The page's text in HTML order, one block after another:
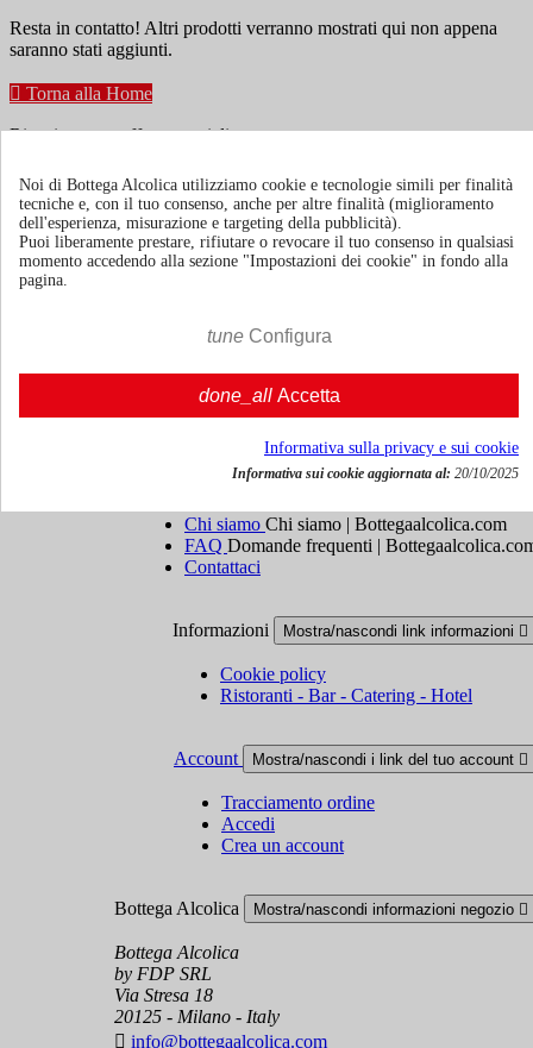
Resta in contatto! Altri prodotti verranno mostrati qui non appena
saranno stati aggiunti.
 Torna alla Home
Ricevi news e offerte speciali
Puoi annullare l'iscrizione in ogni momenti. A questo scopo, cerca le
info di contatto nelle note legali.
Termini e condizioni
Mostra/nascondi link chi siamo
Chi siamo Chi siamo | Bottegaalcolica.com
FAQ Domande frequenti |
Contattaci
Informazioni Mostra/nascondi link informazioni 
Cookie policy
Ristoranti - Bar - Catering - Hotel
Account Mostra/nascondi i link del tuo account 
Tracciamento ordine
Accedi
Crea un account
Bottega Alcolica Mostra/nascondi informazioni negozio 
Bottega Alcolica
by FDP SRL
Via Stresa 18
20125 - Milano - Italy
 info@bottegaalcolica.com
Noi di Bottega Alcolica utilizziamo cookie e tecnologie simili per finalità
tecniche e, con il tuo consenso, anche per altre finalità (miglioramento
dell'esperienza, misurazione e targeting della pubblicità).
Puoi liberamente prestare, rifiutare o revocare il tuo consenso in qualsiasi
momento accedendo alla sezione "Impostazioni dei cookie" in fondo alla
pagina.
tune Configura
done_all Accetta
Informativa sulla privacy e sui cookie
Informativa sui cookie aggiornata al: 20/10/2025